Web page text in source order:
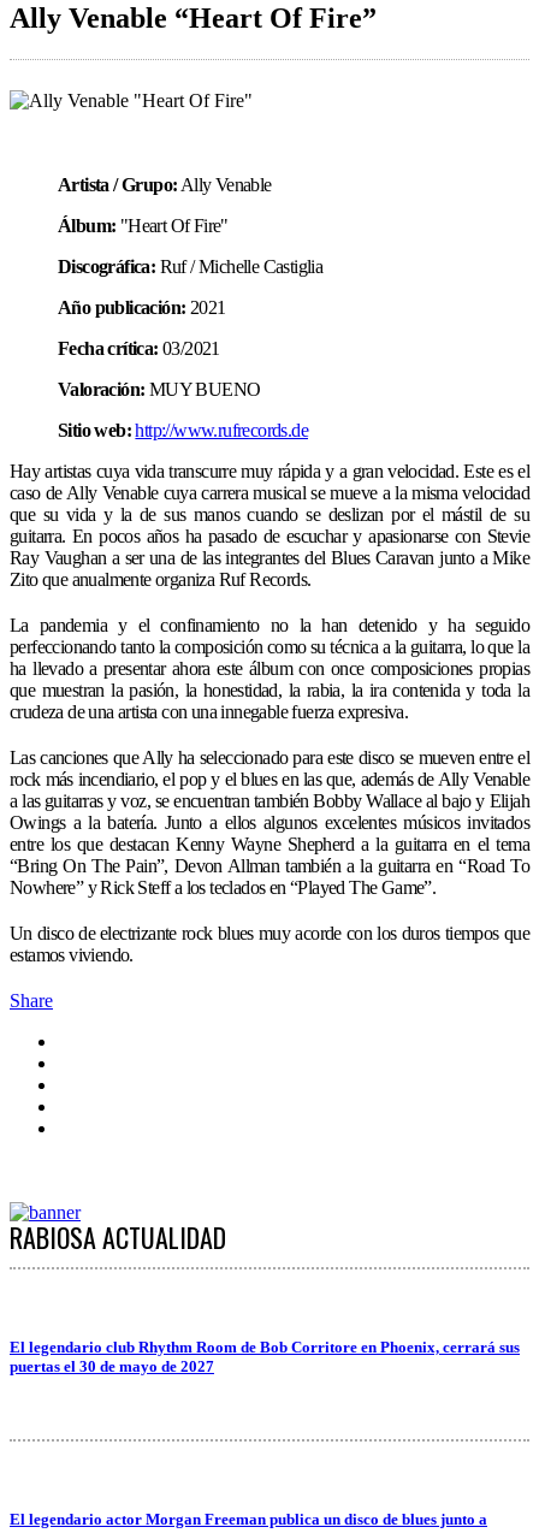
Ally Venable “Heart Of Fire”
Artista / Grupo: Ally Venable
Álbum: "Heart Of Fire"
Discográfica: Ruf / Michelle Castiglia
Año publicación: 2021
Fecha crítica: 03/2021
Valoración: MUY BUENO
Sitio web: http://www.rufrecords.de
Hay artistas cuya vida transcurre muy rápida y a gran velocidad. Este es el
caso de Ally Venable cuya carrera musical se mueve a la misma velocidad
que su vida y la de sus manos cuando se deslizan por el mástil de su
guitarra. En pocos años ha pasado de escuchar y apasionarse con Stevie
Ray Vaughan a ser una de las integrantes del Blues Caravan junto a Mike
Zito que anualmente organiza Ruf Records.
La pandemia y el confinamiento no la han detenido y ha seguido
perfeccionando tanto la composición como su técnica a la guitarra, lo que la
ha llevado a presentar ahora este álbum con once composiciones propias
que muestran la pasión, la honestidad, la rabia, la ira contenida y toda la
crudeza de una artista con una innegable fuerza expresiva.
Las canciones que Ally ha seleccionado para este disco se mueven entre el
rock más incendiario, el pop y el blues en las que, además de Ally Venable
a las guitarras y voz, se encuentran también Bobby Wallace al bajo y Elijah
Owings a la batería. Junto a ellos algunos excelentes músicos invitados
entre los que destacan Kenny Wayne Shepherd a la guitarra en el tema
“Bring On The Pain”, Devon Allman también a la guitarra en “Road To
Nowhere” y Rick Steff a los teclados en “Played The Game”.
Un disco de electrizante rock blues muy acorde con los duros tiempos que
estamos viviendo.
Share
RABIOSA ACTUALIDAD
El legendario club Rhythm Room de Bob Corritore en Phoenix, cerrará sus
puertas el 30 de mayo de 2027
El legendario actor Morgan Freeman publica un disco de blues junto a